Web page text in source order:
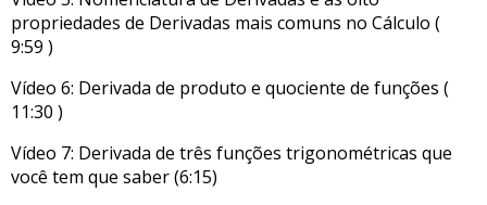
propriedades de Derivadas mais comuns no Cálculo (
9:59 )
Vídeo 6: Derivada de produto e quociente de funções (
11:30 )
Vídeo 7: Derivada de três funções trigonométricas que
você tem que saber (6:15)